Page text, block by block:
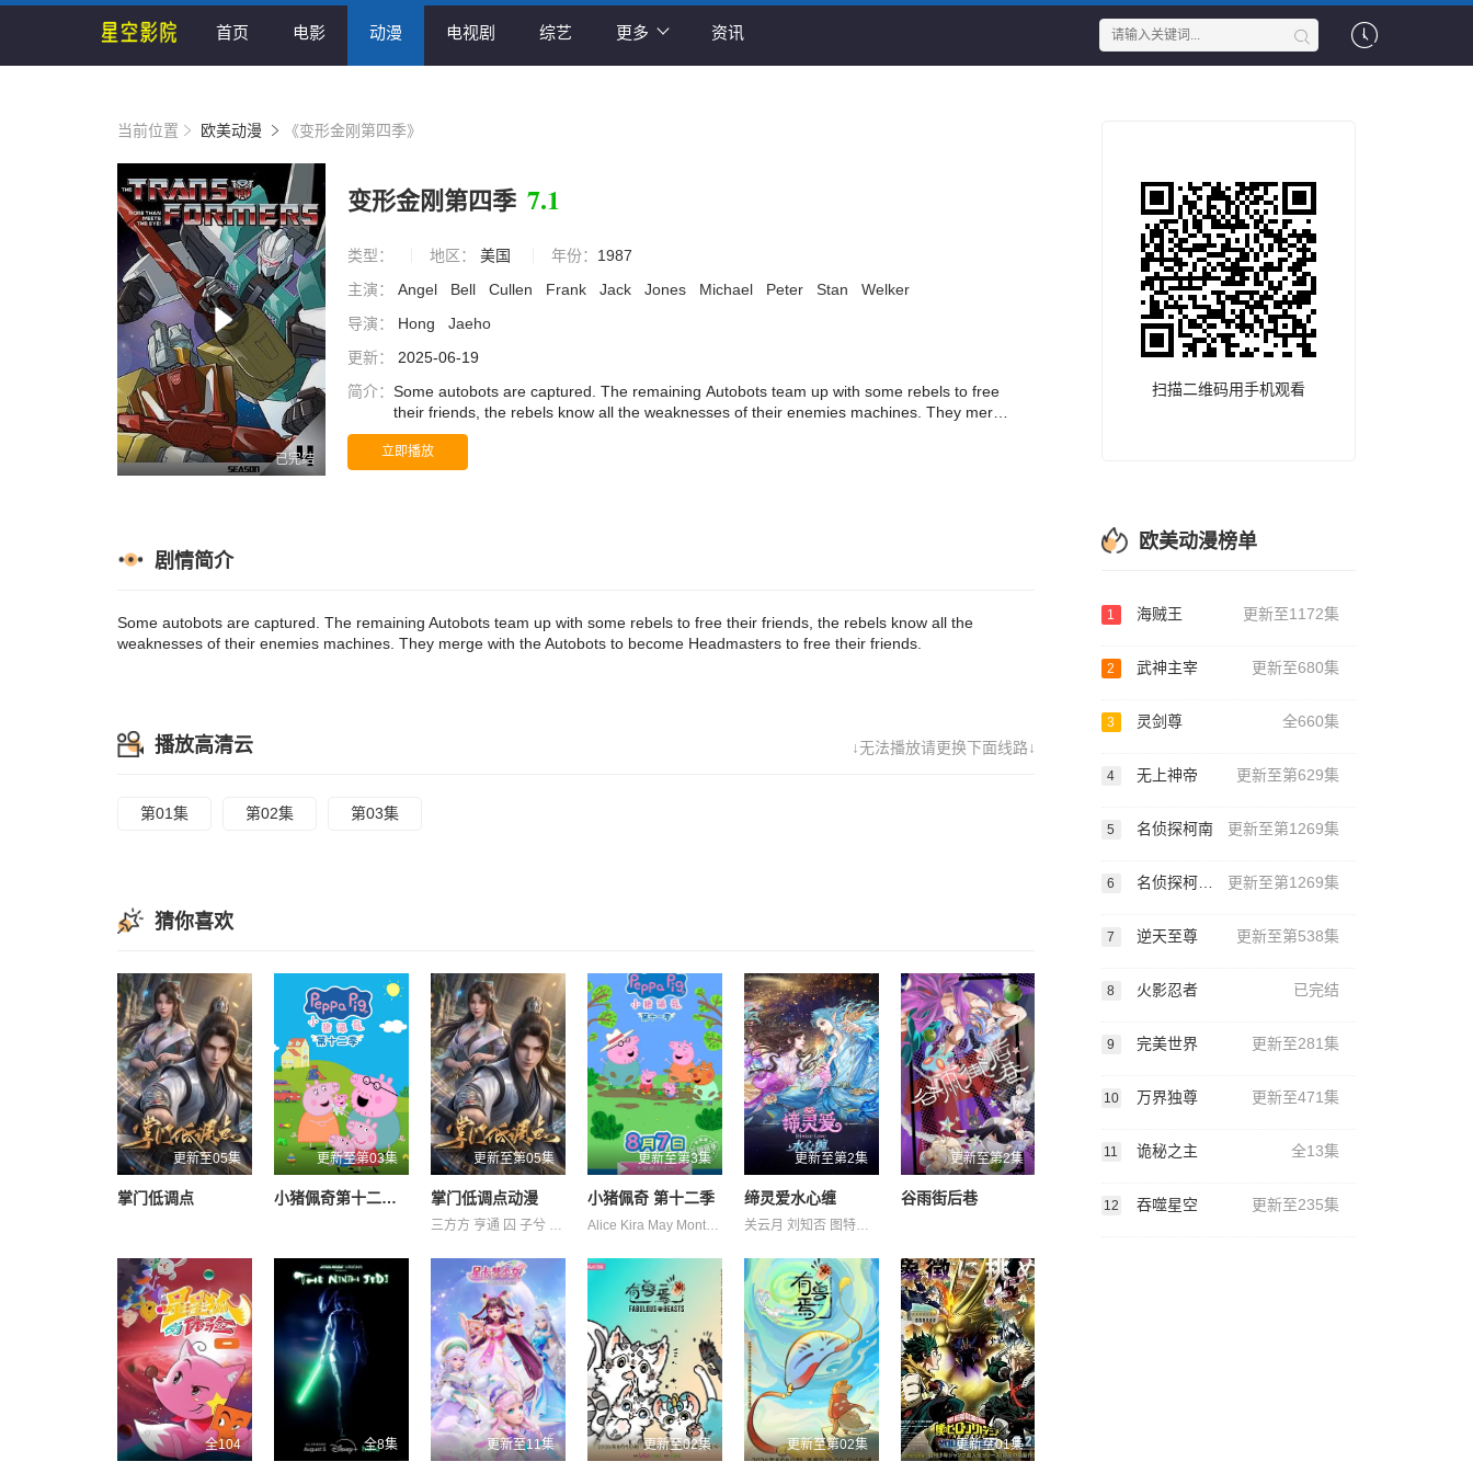
首页 电影 动漫 电视剧 综艺 更多 资讯
当前位置 欧美动漫 《变形金刚第四季》
已完结
变形金刚第四季 7.1
类型： 地区： 美国 年份： 1987
主演：
Angel Bell Cullen Frank Jack Jones Michael Peter Stan
Welker
导演：
Hong
Jaeho
更新：
2025-06-19
简介： Some autobots are captured. The remaining Autobots team up with some rebels to free
their friends, the rebels know all the weaknesses of their enemies machines. They merge
with the Autobots to become Headmasters to free their friends.
立即播放
剧情简介
Some autobots are captured. The remaining Autobots team up with some rebels to free their friends, the rebels know all the
weaknesses of their enemies machines. They merge with the Autobots to become Headmasters to free their friends.
↓无法播放请更换下面线路↓
播放高清云
第01集 第02集 第03集
猜你喜欢
更新至05集
掌门低调点
更新至第03集
小猪佩奇第十二季国语
更新至第05集
掌门低调点动漫
三方方 亨通 囚 子兮 宁冀荣 徐阿木 旦暮 磊子 茯西西 荣枯 荻秋
更新至第3集
小猪佩奇 第十二季
Alice Kira May Monteith 理查德·赖丁斯 约翰·斯帕克斯 莫温娜·班克斯 阿梅丽·碧·史密斯
更新至第2集
缔灵爱水心缠
关云月 刘知否 图特哈蒙 林柏青 楚越 郝祥海 金琪 闫夜桥 阎么么 陆庚宜 陈张太康 魏茹晨
更新至第2集
谷雨街后巷
全104 全8集 更新至11集 更新至02集 更新至第02集 更新至01集
扫描二维码用手机观看
欧美动漫榜单
1 海贼王 更新至1172集
2 武神主宰 更新至680集
3 灵剑尊 全660集
4 无上神帝 更新至第629集
5 名侦探柯南 更新至第1269集
6 名侦探柯南国语版 更新至第1269集
7 逆天至尊 更新至第538集
8 火影忍者 已完结
9 完美世界 更新至281集
10 万界独尊 更新至471集
11 诡秘之主 全13集
12 吞噬星空 更新至235集